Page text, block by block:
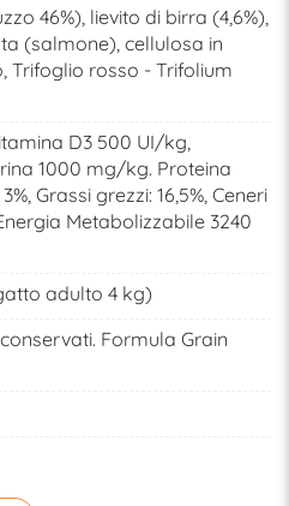
46%), lievito di birra (4,6%),
(salmone), cellulosa in
Trifoglio rosso - Trifolium
D3 500 UI/kg,
1000 mg/kg. Proteina
Grassi grezzi: 16,5%, Ceneri
Metabolizzabile 3240
adulto 4 kg)
Formula Grain